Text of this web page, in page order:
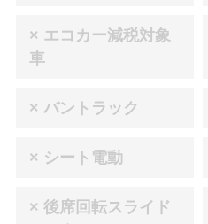
× エコカー減税対象
車
× バントラック
× シート電動
× 後席回転スライド